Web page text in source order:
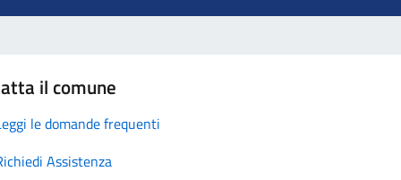
il comune
le domande frequenti
Assistenza